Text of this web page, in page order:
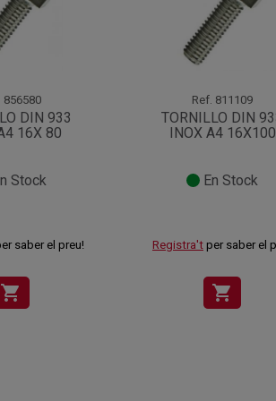
856580
DIN 933
16X 80
Stock
saber el preu!
shopping_cart
Ref. 811109
TORNILLO DIN
INOX A4 16X100
En Stock
Registra't per saber el
shopping_cart